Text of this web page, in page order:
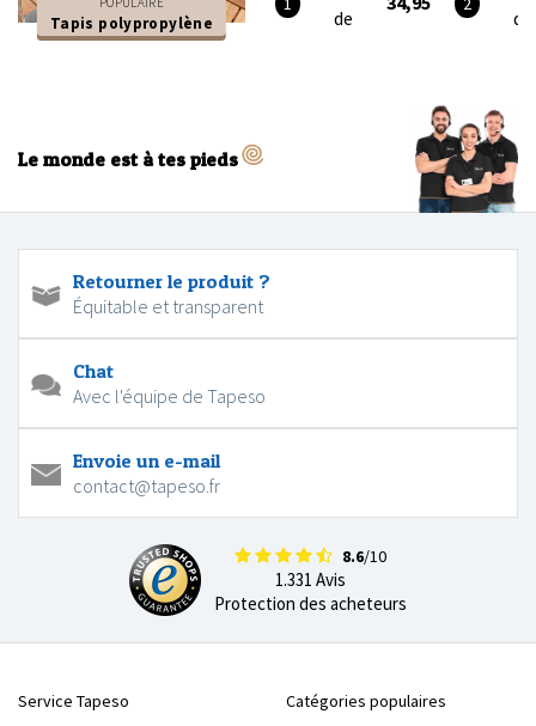
Tapis polypropylène
de
de
Le monde est à tes pieds
Retourner le produit ?
Équitable et transparent
Chat
Avec l'équipe de Tapeso
Envoie un e-mail
contact@tapeso.fr
8.6/10
1.331 Avis
Protection des acheteurs
Service Tapeso
Catégories populaires